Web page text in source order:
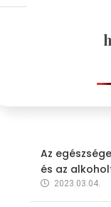
Az
és az
2023.03.04.